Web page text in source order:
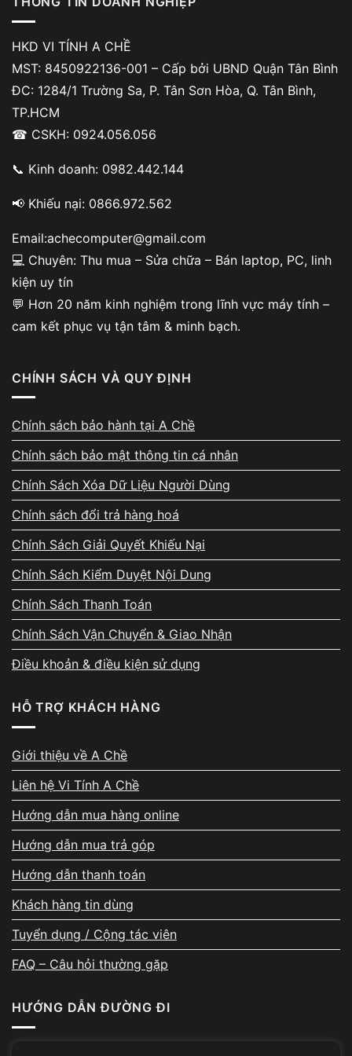
4. Quá nhiều extension trình duyệt
Các tiện ích mở rộng chạy nền liên tục có thể làm giảm
hiệu năng.
5. Laptop bị nóng làm giảm hiệu suất
thống, từ đó gây lag.
Phiên bản trình duyệt cũ hoặc lỗi cache có thể khiến
laptop chạy chậm.
7. Driver hệ thống không ổn định
hiệu năng.
Ứng dụng khởi động cùng hệ thống tiêu tốn tài nguyên.
9. Laptop nhiễm virus
Phần mềm độc hại có thể chiếm CPU hoặc RAM.
Cách sửa lỗi laptop bị treo khi mở
nhiều tab tại nhà
Bạn nên thử các cách sau theo thứ tự từ đơn giản đến
nâng cao.
1. Đóng bớt tab và extension không cần thiết
Giảm số lượng tab sẽ giúp giải phóng RAM và giảm tải
CPU.
Sử dụng Task Manager để tắt các chương trình không cần
HKD VI TÍNH A CHỀ
MST: 8450922136-001 – Cấp bởi UBND Quận Tân Bình
ĐC: 1284/1 Trường Sa, P. Tân Sơn Hòa, Q. Tân Bình,
TP.HCM
☎ CSKH: 0924.056.056
📞 Kinh doanh: 0982.442.144
📢 Khiếu nại: 0866.972.562
Email:achecomputer@gmail.com
💻 Chuyên: Thu mua – Sửa chữa – Bán laptop, PC, linh
kiện uy tín
💬 Hơn 20 năm kinh nghiệm trong lĩnh vực máy tính –
cam kết phục vụ tận tâm & minh bạch.
CHÍNH SÁCH VÀ QUY ĐỊNH
Chính sách bảo hành tại A Chề
Chính sách bảo mật thông tin cá nhân
Chính Sách Xóa Dữ Liệu Người Dùng
Chính sách đổi trả hàng hoá
Chính Sách Giải Quyết Khiếu Nại
Chính Sách Kiểm Duyệt Nội Dung
Chính Sách Thanh Toán
Chính Sách Vận Chuyển & Giao Nhận
Điều khoản & điều kiện sử dụng
HỖ TRỢ KHÁCH HÀNG
Giới thiệu về A Chề
Liên hệ Vi Tính A Chề
Hướng dẫn mua hàng online
Hướng dẫn mua trả góp
Hướng dẫn thanh toán
Khách hàng tin dùng
Tuyển dụng / Cộng tác viên
FAQ – Câu hỏi thường gặp
HƯỚNG DẪN ĐƯỜNG ĐI